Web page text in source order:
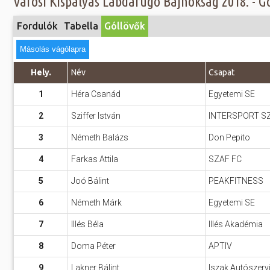
Gyerekeknek
Kiemelt rendezvények
Tanfolyam, képzés
Tábor
Egyházi, vallási
megemlékezések
Megyei kitekintő
most
Fák
Összes
Egyéb
Fordulók Tabella Góllövők
Másolás vágólapra
Hely. Név Csapat
1 Héra Csanád Egyetemi SE
2 Sziffer István INTERSPORT
3 Németh Balázs Don Pepito
4 Farkas Attila SZAF FC
5 Joó Bálint PEAKFITNESS
6 Németh Márk Egyetemi SE
7 Illés Béla Illés Akadémia
8 Doma Péter APTIV
9 Lakner Bálint Iszak